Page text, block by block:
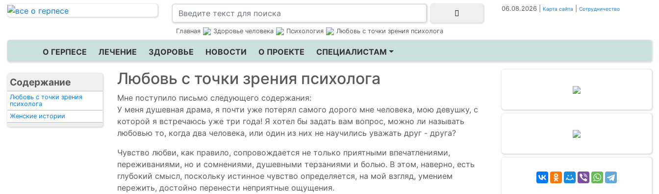
Главная Здоровье человека Психология Любовь с точки зрения психолога
06.08.2026 | Карта сайта Сотрудничество
О ГЕРПЕСЕ ЛЕЧЕНИЕ ЗДОРОВЬЕ НОВОСТИ О ПРОЕКТЕ СПЕЦИАЛИСТАМ
Любовь с точки зрения психолога
Мне поступило письмо следующего содержания:
У меня душевная драма, я почти уже потерял самого дорого мне человека, мою девушку, с
которой я встречаюсь уже три года! Я хотел бы задать вам вопрос, можно ли называть
любовью то, когда два человека, или один из них не научились уважать друг - друга?
Чувство любви, как правило, сопровождается не только приятными впечатлениями,
переживаниями, но и сомнениями, душевными терзаниями и болью. В этом, наверно, есть
глубокий смысл, поскольку истинное чувство определяется, на мой взгляд, умением
пережить, достойно перенести неприятные ощущения.
Содержание
Любовь с точки зрения
психолога
Женские истории